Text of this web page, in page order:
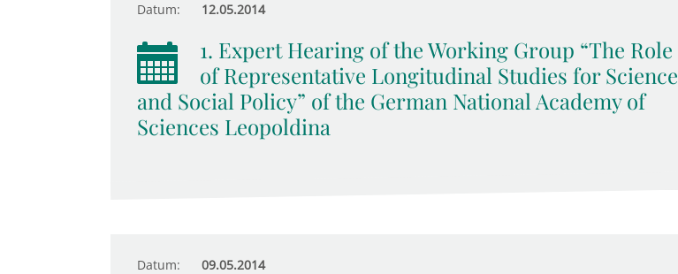
Datum: 12.05.2014
1. Expert Hearing of the Working Group “The Role
of Representative Longitudinal Studies for Science
and Social Policy” of the German National Academy of
Sciences Leopoldina
Datum: 09.05.2014